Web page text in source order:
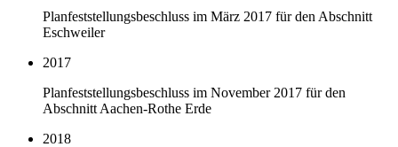
Planfeststellungsbeschluss im März 2017 für den Abschnitt
Eschweiler
2017
Planfeststellungsbeschluss im November 2017 für den
Abschnitt Aachen-Rothe Erde
2018